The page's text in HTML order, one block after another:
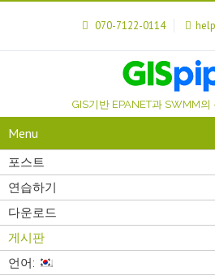
070-7122-0114
GIS기반 EPANET과 SWMM의
Menu
포스트
연습하기
다운로드
게시판
언어: